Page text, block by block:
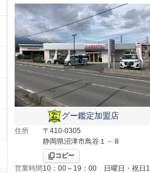
グー鑑定加盟店
住所
〒410-0305
静岡県沼津市鳥谷１－８
コピー
営業時間10：00～19：00 日曜日・祝日1